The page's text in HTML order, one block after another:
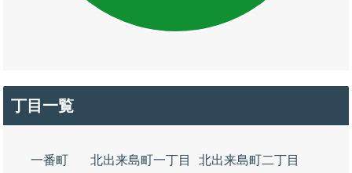
丁目一覧
一番町 北出来島町一丁目 北出来島町二丁目